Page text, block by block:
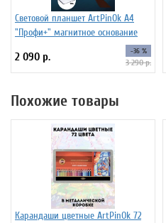
Световой планшет ArtPinOk А4
"Профи+" магнитное основание
2 090 р. -36 %
3 290 р.
Похожие товары
Карандаши цветные ArtPinOk 72